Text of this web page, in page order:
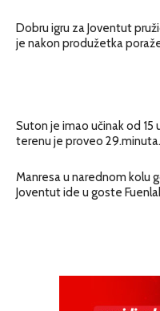
Dobru igru za Joventut
je nakon produžetka
Suton je imao učinak od 15
terenu je proveo 29.minuta.
Manresa u narednom kolu
Joventut ide u goste